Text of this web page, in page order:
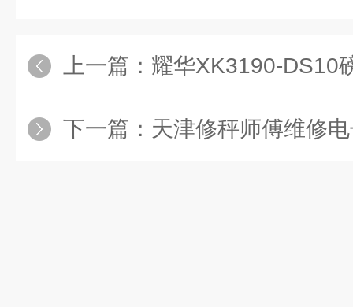
上一篇： 耀华XK3190-DS10
下一篇： 天津修秤师傅维修